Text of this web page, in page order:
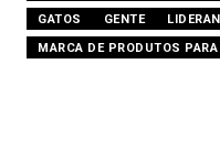
GATOS
GENTE
MARCA DE PRODUTOS